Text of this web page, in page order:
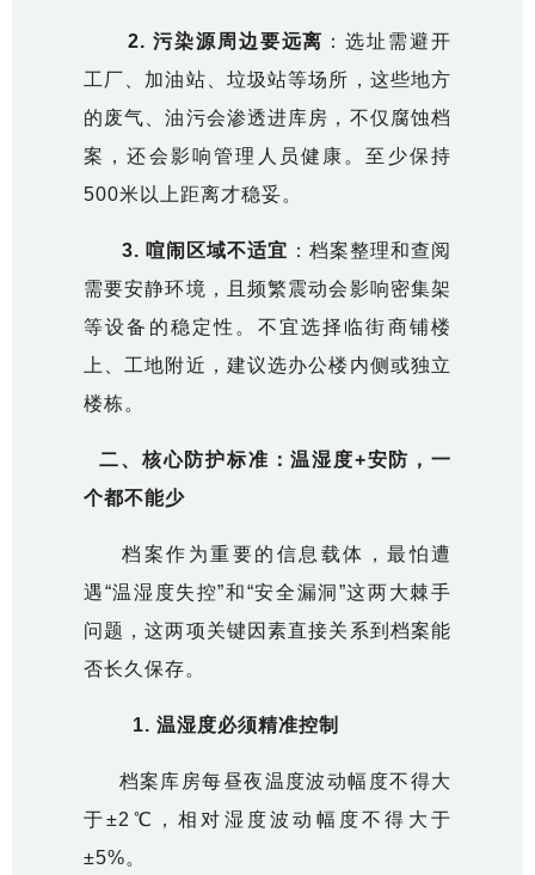
2. 污染源周边要远离 ：选址需避开
工厂、加油站、垃圾站等场所，这些地方
的废气、油污会渗透进库房，不仅腐蚀档
案，还会影响管理人员健康。至少保持
500米以上距离才稳妥。
3. 喧闹区域不适宜 ：档案整理和查阅
需要安静环境，且频繁震动会影响密集架
等设备的稳定性。不宜选择临街商铺楼
上、工地附近，建议选办公楼内侧或独立
楼栋。
二、核心防护标准：温湿度+安防，一
个都不能少
档案作为重要的信息载体，最怕遭
遇“温湿度失控”和“安全漏洞”这两大棘手
问题，这两项关键因素直接关系到档案能
否长久保存。
1.温湿度必须精准控制
档案库房每昼夜温度波动幅度不得大
于±2℃，相对湿度波动幅度不得大于
±5%。